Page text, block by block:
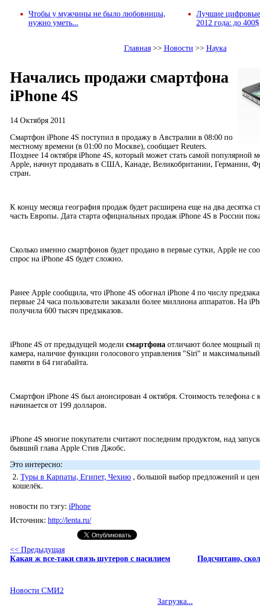
Чтобы у мужчины не было любовницы,
нужно уметь...
Лучшие цифровые
2012 года: до 400$
Главная>> Новости >> Наука
Начались продажи смартфона
iPhone 4S
14 Октября 2011
Смартфон iPhone 4S поступил в продажу в Австралии в 08:00 по
местному времени (в 01:00 по Москве), сообщает Reuters.
Позднее 14 октября iPhone 4S, который может стать самой популярной
Apple, начнут продавать в США, Канаде, Великобритании, Германии,
стран.
К концу месяца география продаж будет расширена еще на два десятка
часть Европы. Дата старта официальных продаж iPhone 4S в России
Сколько именно смартфонов будет продано в первые сутки, Apple не
спрос на iPhone 4S будет сложно.
Ранее Apple сообщила, что iPhone 4S обогнал iPhone 4 по числу
первые 24 часа пользователи заказали более миллиона аппаратов. На
получила 600 тысяч предзаказов.
iPhone 4S от предыдущей модели смартфона отличают более мощный
камера, наличие функции голосового управления "Siri" и
памяти в 64 гигабайта.
Смартфон iPhone 4S был анонсирован 4 октября. Стоимость телефона
начинается от 199 долларов.
iPhone 4S многие покупатели считают последним продуктом, над
бывший глава Apple Стив Джобс.
Это интересно:
2. Туры в Карпаты, Египет, Чехию , большой выбор предложений и
кошелёк.
новости по тэгу: iPhone
Источник: http://lenta.ru/
<< Предыдущая
Какая ж все-таки связь шутеров с насилием
Подсчитано,
Новости СМИ2
Загрузка...